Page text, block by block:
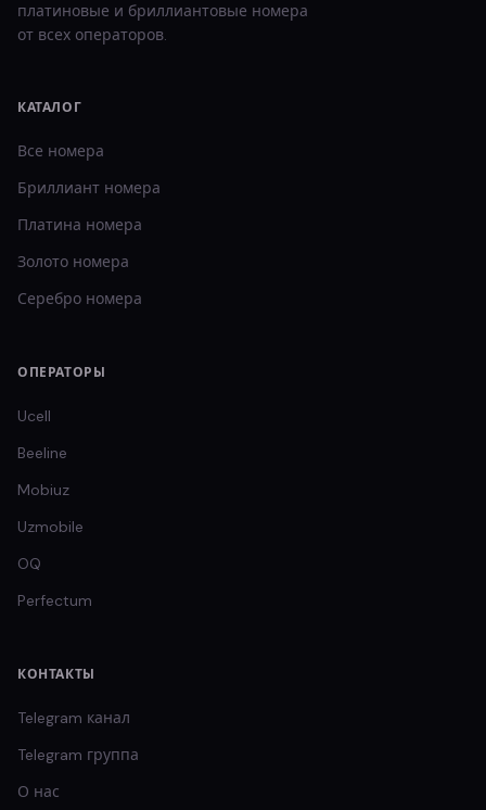
платиновые и бриллиантовые номера
от всех операторов.
КАТАЛОГ
Все номера
Бриллиант номера
Платина номера
Золото номера
Серебро номера
ОПЕРАТОРЫ
Ucell
Beeline
Mobiuz
Uzmobile
OQ
Perfectum
КОНТАКТЫ
Telegram канал
Telegram группа
О нас